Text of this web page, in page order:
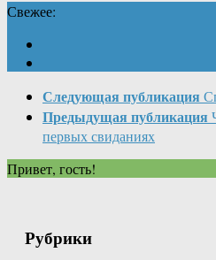
Свежее:
Следующая публикация
Предыдущая публикация
первых свиданиях
Привет, гость!
Рубрики